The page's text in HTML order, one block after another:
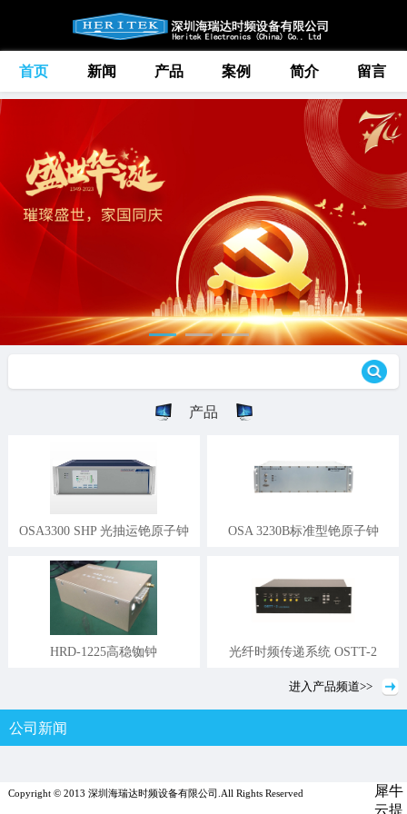
首页 新闻 产品 案例 简介 留言
产品
OSA3300 SHP 光抽运铯原子钟 OSA 3230B标准型铯原子钟
HRD-1225高稳铷钟 光纤时频传递系统 OSTT-2
进入 产品频道>>
公司新闻
Copyright © 2013 深圳海瑞达时频设备有限公司.All Rights Reserved
犀牛
云提